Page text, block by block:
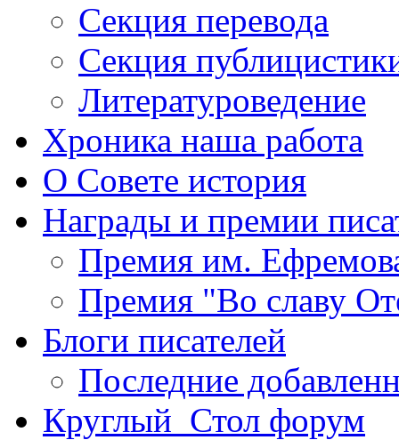
Секция перевода
Секция
Литературоведение
Хроника наша работа
О Совете история
Награды и премии
Премия им.
Премия "Во славу
Блоги писателей
Последние
Круглый_Стол форум